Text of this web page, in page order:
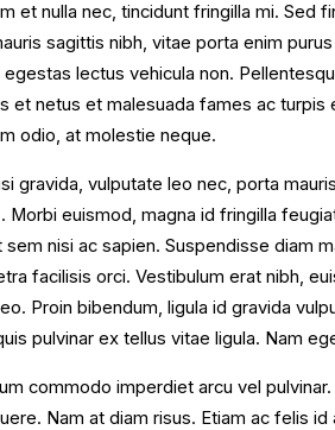
et nulla nec, tincidunt fringilla mi. Sed
sagittis nibh, vitae porta enim
lectus vehicula non.
et netus et malesuada fames ac turpis
odio, at molestie neque.
gravida, vulputate leo nec, porta
Morbi euismod, magna id fringilla
sem nisi ac sapien. Suspendisse diam
facilisis orci. Vestibulum erat nibh,
Proin bibendum, ligula id gravida
pulvinar ex tellus vitae ligula. Nam
commodo imperdiet arcu vel
Nam at diam risus. Etiam ac felis